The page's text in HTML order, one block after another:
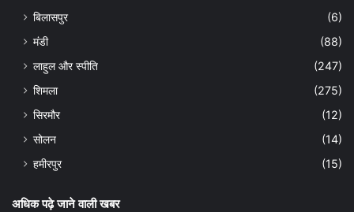
बिलासपुर
(6)
मंडी
(88)
लाहुल और स्पीति
(247)
शिमला
(275)
सिरमौर
(12)
सोलन
(14)
हमीरपुर
(15)
अधिक पढ़े जाने वाली खबर